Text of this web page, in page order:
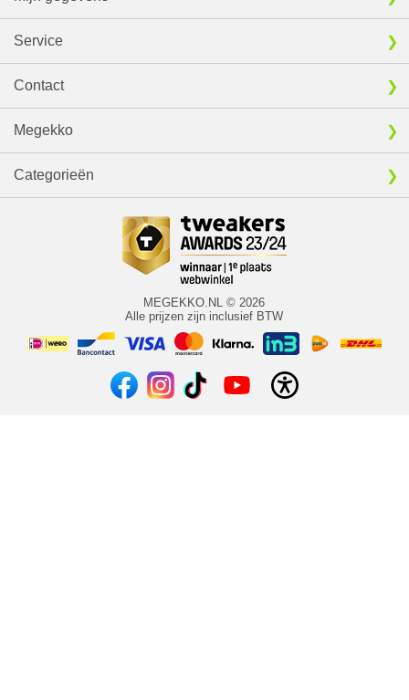
Service
Contact
Megekko
Categorieën
MEGEKKO.NL © 2026
Alle prijzen zijn inclusief BTW